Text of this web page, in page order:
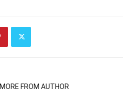
MORE FROM AUTHOR